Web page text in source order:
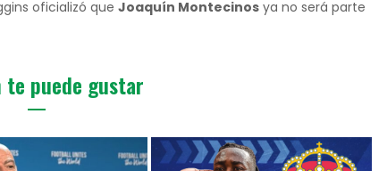
oficializó que Joaquín Montecinos ya no será parte
te puede gustar